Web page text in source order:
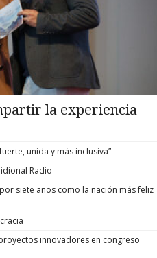
la experiencia
unida y más inclusiva”
Radio
siete años como la nación más feliz
innovadores en congreso